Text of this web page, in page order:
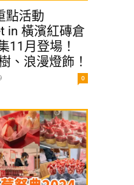
點活動
in 橫濱紅磚倉
11月登場！
、浪漫燈飾！
0